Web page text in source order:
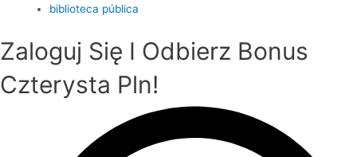
biblioteca pública
Zaloguj Się I Odbierz Bonus
Czterysta Pln!